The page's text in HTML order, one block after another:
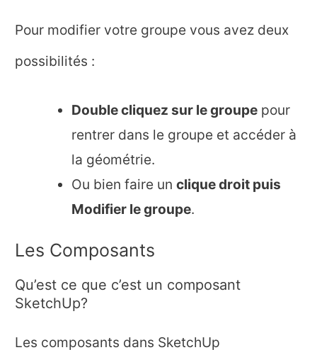
Pour modifier votre groupe vous avez deux
possibilités :
Double cliquez sur le groupe pour
rentrer dans le groupe et accéder à
la géométrie.
Ou bien faire unclique droit puis
Modifier le groupe.
Les Composants
Qu’est ce que c’est un composant
SketchUp?
Les composants dans SketchUp